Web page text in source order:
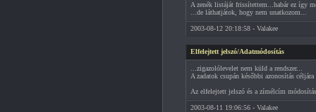
A zenék listáját frissítettem...habár ez így
...de láthatjátok, hogy nem unatkozom...
2003-08-12 20:18:58 - Valakee
Elfelejtett jelszó/Adatmódosítás
...zigazolólevelet nem küld a rendszer...
A zadatok csupán későbbi azonosítás
Az elfelejtett jelszó és a zímélcím
2003-08-11 19:06:56 - Valakee